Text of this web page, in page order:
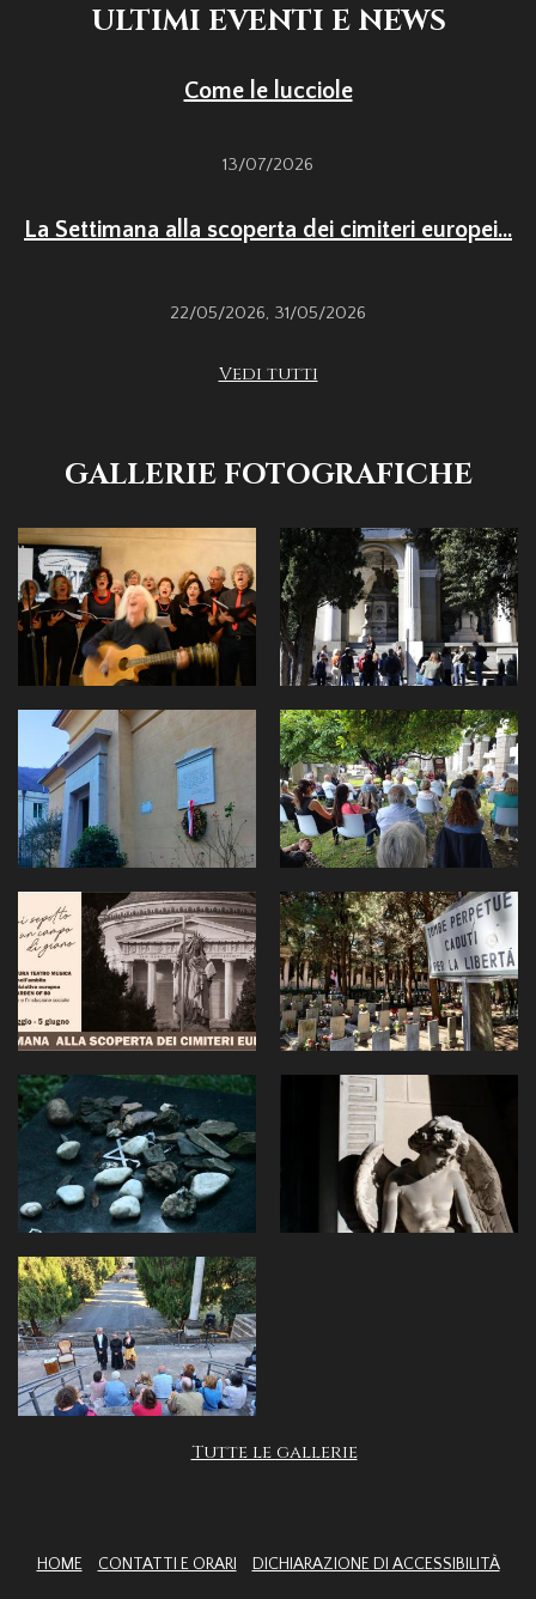
ULTIMI EVENTI E NEWS
Come le lucciole
13/07/2026
La Settimana alla scoperta dei cimiteri europei...
22/05/2026, 31/05/2026
Vedi tutti
GALLERIE FOTOGRAFICHE
Tutte le gallerie
HOME CONTATTI E ORARI DICHIARAZIONE DI ACCESSIBILITÀ